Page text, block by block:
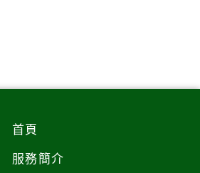
首頁
服務簡介